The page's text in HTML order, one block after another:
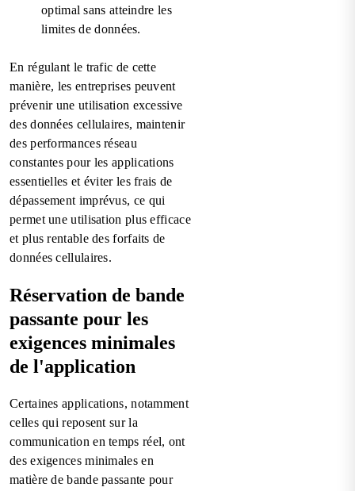
optimal sans atteindre les
limites de données.
En régulant le trafic de cette
manière, les entreprises peuvent
prévenir une utilisation excessive
des données cellulaires, maintenir
des performances réseau
constantes pour les applications
essentielles et éviter les frais de
dépassement imprévus, ce qui
permet une utilisation plus efficace
et plus rentable des forfaits de
données cellulaires.
Réservation de bande
passante pour les
exigences minimales
de l'application
Certaines applications, notamment
celles qui reposent sur la
communication en temps réel, ont
des exigences minimales en
matière de bande passante pour